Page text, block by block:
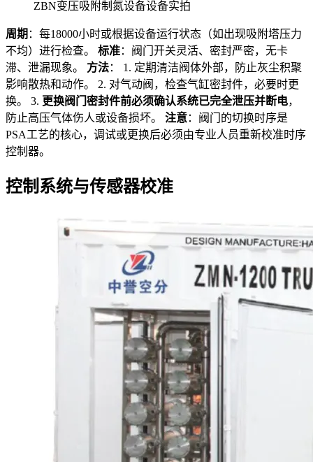
ZBN变压吸附制氮设备设备实拍
周期 ：每18000小时或根据设备运行状态（如出现吸附塔压力
不均）进行检查。 标准：阀门开关灵活、密封严密，无卡
滞、泄漏现象。 方法： 1. 定期清洁阀体外部，防止灰尘积聚
影响散热和动作。 2. 对气动阀，检查气缸密封件，必要时更
换。 3. 更换阀门密封件前必须确认系统已完全泄压并断电，
防止高压气体伤人或设备损坏。 注意：阀门的切换时序是
PSA工艺的核心，调试或更换后必须由专业人员重新校准时序
控制器。
控制系统与传感器校准